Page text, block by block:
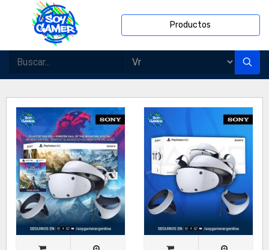
Productos